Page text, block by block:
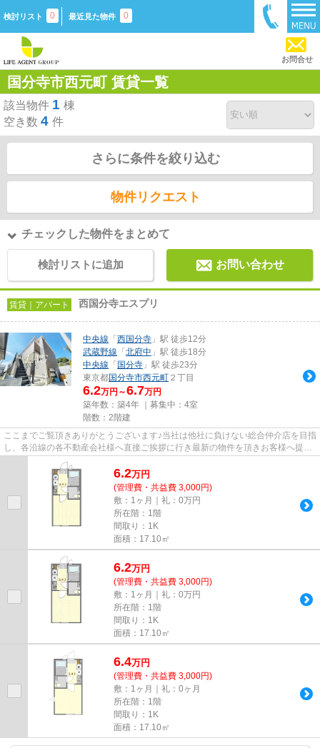
検討リスト 0 最近見た物件 0
お問合せ
国分寺市西元町 賃貸一覧
該当物件 1 棟
空き数 4 件
さらに条件を絞り込む
物件リクエスト
チェックした物件をまとめて
検討リストに追加 お問い合わせ
賃貸｜アパート 西国分寺エスプリ
中央線 「 西国分寺 」駅 徒歩12分
武蔵野線 「 北府中 」駅 徒歩18分
中央線 「 国分寺 」駅 徒歩23分
東京都国分寺市西元町 ２丁目
6.2万円～6.7万円
築年数：築4年 ｜募集中： 4室
階数：2階建
ここまでご覧頂きありがとうございます♪当社は他社に負けない総合仲介店を目指
し、各沿線の各不動産会社様へ直接ご挨拶に行き最新の物件を頂きお客様へ提供
しております！最新の情報は...
6.2万円
(管理費・共益費 3,000円)
敷：1ヶ月｜礼：0万円
所在階：1階
間取り：1K
面積：17.10㎡
6.2万円
(管理費・共益費 3,000円)
敷：1ヶ月｜礼：0万円
所在階：1階
間取り：1K
面積：17.10㎡
6.4万円
(管理費・共益費 3,000円)
敷：1ヶ月｜礼：0ヶ月
所在階：1階
間取り：1K
面積：17.10㎡